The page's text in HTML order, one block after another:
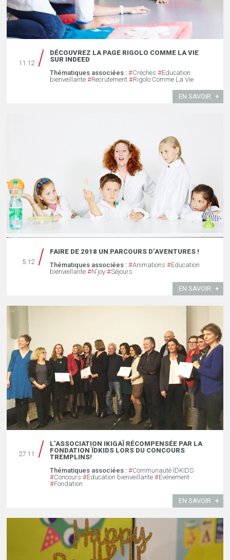
11.12
DÉCOUVREZ LA PAGE RIGOLO COMME LA VIE
SUR INDEED
Thématiques associées : #Crèches #Education
bienveillante #Recrutement #Rigolo Comme La Vie
EN SAVOIR
5.12
FAIRE DE 2018 UN PARCOURS D’AVENTURES !
Thématiques associées : #Animations #Education
bienveillante #N'joy #Séjours
EN SAVOIR
27.11
L’ASSOCIATION IKIGAÏ RÉCOMPENSÉE PAR LA
FONDATION ÏDKIDS LORS DU CONCOURS
TREMPLINS!
Thématiques associées : #Communauté ÏDKIDS
#Concours #Education bienveillante #Evénement
#Fondation
EN SAVOIR